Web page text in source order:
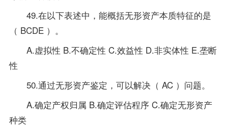
49.在以下表述中，能概括无形资产本质特征的是
（ BCDE ）。
A.虚拟性 B.不确定性 C.效益性 D.非实体性 E.垄断
性
50.通过无形资产鉴定，可以解决（ AC ）问题。
A.确定产权归属 B.确定评估程序 C.确定无形资产
种类